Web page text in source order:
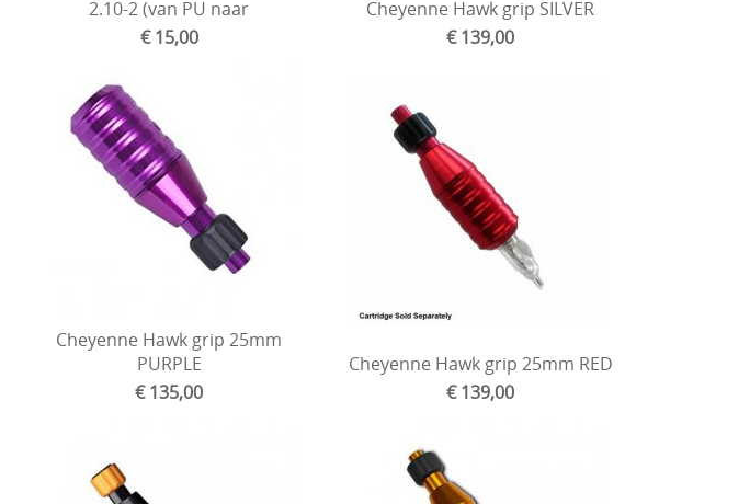
2.10-2 (van PU naar
€ 15,00
Cheyenne Hawk grip SILVER
€ 139,00
Cheyenne Hawk grip 25mm
PURPLE
€ 135,00
Cheyenne Hawk grip 25mm RED
€ 139,00